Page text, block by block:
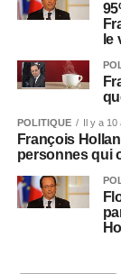
le
POLITIQUE Il y a 10
François
personnes qui